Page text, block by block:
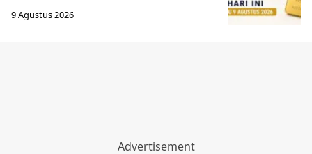
9 Agustus 2026